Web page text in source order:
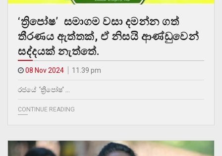
‘ත්‍රිපෝෂ’ සමාගම වසා දමන්න ගත්
තීරණය ඇත්තක්, ඒ නිසයි ආණ්ඩුවෙන්
සද්දයක් නැත්තේ.
08 Nov 2024 11.39 pm
රජයේ ‘ත්‍රිපෝෂ’ …
CONTINUE READING